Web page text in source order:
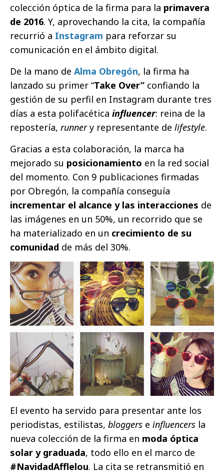
colección óptica de la firma para la primavera
de 2016. Y, aprovechando la cita, la compañía
recurrió a Instagram para reforzar su
comunicación en el ámbito digital.
De la mano de Alma Obregón, la firma ha
lanzado su primer “Take Over” confiando la
gestión de su perfil en Instagram durante tres
días a esta polifacética influencer: reina de la
repostería, runnery representante de lifestyle.
Gracias a esta colaboración, la marca ha
mejorado su posicionamiento en la red social
del momento. Con 9 publicaciones firmadas
por Obregón, la compañía conseguía
incrementar el alcance y las interacciones de
las imágenes en un 50%, un recorrido que se
ha materializado en un crecimiento de su
comunidad de más del 30%.
El evento ha servido para presentar ante los
periodistas, estilistas, bloggers e influencers la
nueva colección de la firma en moda óptica
solar y graduada, todo ello en el marco de
#NavidadAfflelou. La cita se retransmitió en